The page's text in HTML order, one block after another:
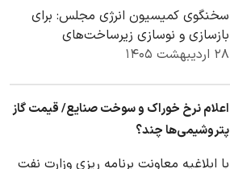
سخنگوی کمیسیون انرژی مجلس: برای
بازسازی و نوسازی زیرساخت‌های
پالایشگاهی و پتروشیمی منطقه پارس
۲۸ اردیبهشت ۱۴۰۵
اعلام نرخ خوراک و سوخت صنایع/ قیمت گاز
پتروشیمی‌ها چند؟
با ابلاغیه معاونت برنامه ریزی وزارت نفت